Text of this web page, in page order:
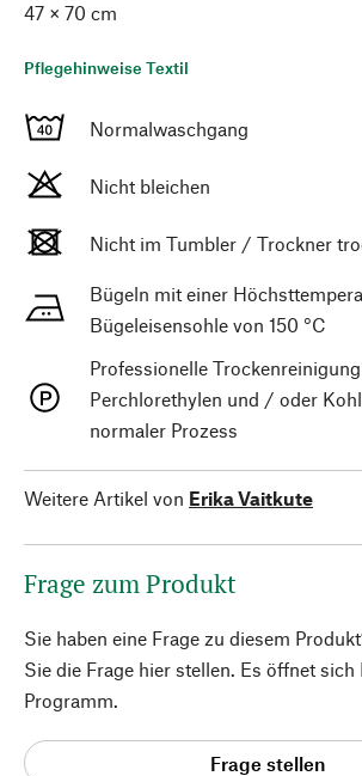
47 × 70 cm
Pflegehinweise Textil
Normalwaschgang
Nicht bleichen
Nicht im Tumbler / Trockner
Bügeln mit einer
Bügeleisensohle von 150 °C
Professionelle
Perchlorethylen und / oder
normaler Prozess
Weitere Artikel von Erika Vaitkute
Frage zum Produkt
Sie haben eine Frage zu diesem
Sie die Frage hier stellen. Es öffnet
Programm.
Frage stellen